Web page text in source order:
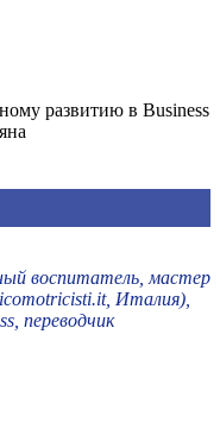
развитию в Business
воспитатель, мастер
Италия),
переводчик